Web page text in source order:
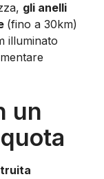
gli anelli
(fino a 30km)
illuminato
un